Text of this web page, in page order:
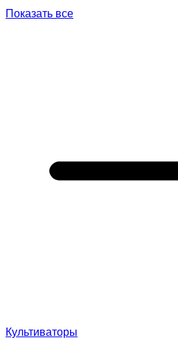
Показать все
Культиваторы